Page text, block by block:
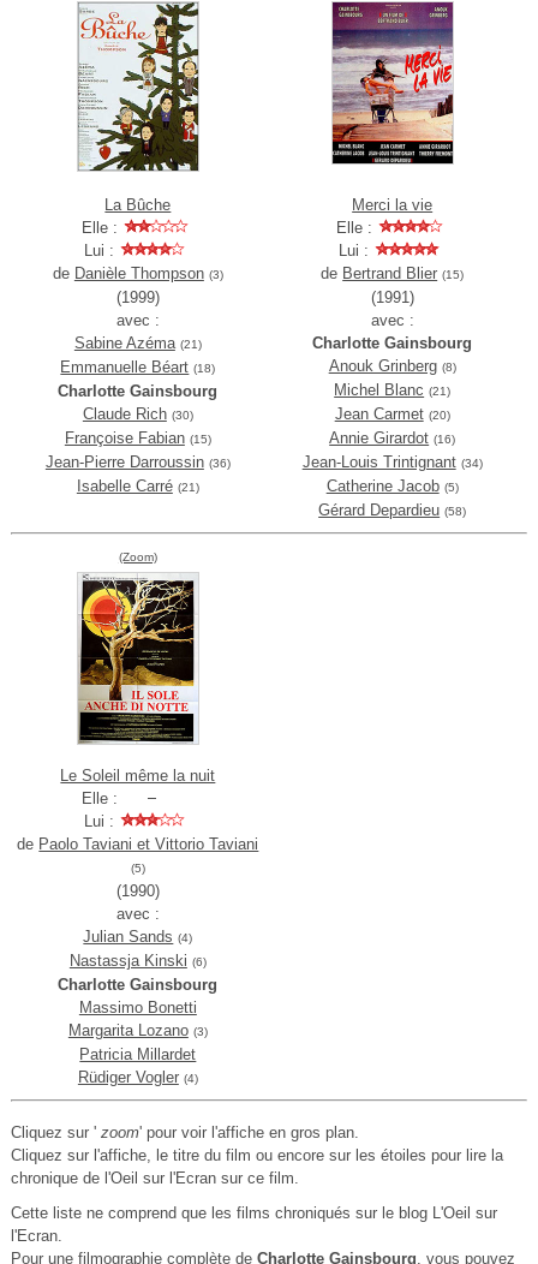
La Bûche
Elle :
Lui :
de Danièle Thompson (3)
(1999)
avec :
Sabine Azéma (21)
Emmanuelle Béart (18)
Charlotte Gainsbourg
Claude Rich (30)
Françoise Fabian (15)
Jean-Pierre Darroussin (36)
Isabelle Carré (21)
Merci la vie
Elle :
Lui :
de Bertrand Blier (15)
(1991)
avec :
Charlotte Gainsbourg
Anouk Grinberg (8)
Michel Blanc (21)
Jean Carmet (20)
Annie Girardot (16)
Jean-Louis Trintignant (34)
Catherine Jacob (5)
Gérard Depardieu (58)
(Zoom)
Le Soleil même la nuit
Elle :
Lui :
de Paolo Taviani et Vittorio Taviani
(5)
(1990)
avec :
Julian Sands (4)
Nastassja Kinski (6)
Charlotte Gainsbourg
Massimo Bonetti
Margarita Lozano (3)
Patricia Millardet
Rüdiger Vogler (4)
Cliquez sur ' zoom' pour voir l'affiche en gros plan.
Cliquez sur l'affiche, le titre du film ou encore sur les étoiles pour lire la
chronique de l'Oeil sur l'Ecran sur ce film.
Cette liste ne comprend que les films chroniqués sur le blog L'Oeil sur
l'Ecran.
Pour une filmographie complète de Charlotte Gainsbourg, vous pouvez